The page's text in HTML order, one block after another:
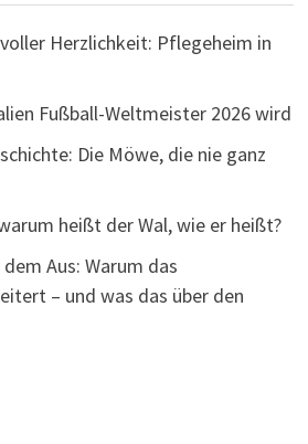
Herzlichkeit: Pflegeheim in
Fußball-Weltmeister 2026 wird
Die Möwe, die nie ganz
heißt der Wal, wie er heißt?
Aus: Warum das
– und was das über den